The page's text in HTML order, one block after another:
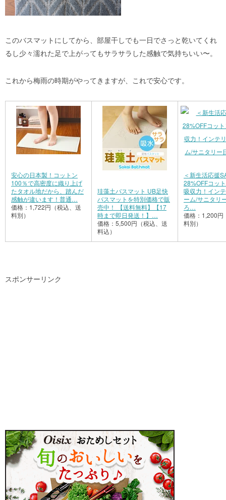
このバスマットにしてから、部屋干しでも一日でさっと乾いてくれ
るし少々濡れた足で上がってもサラサラした感触で気持ちいい〜。
これから梅雨の時期がやってきますが、これで安心です。
安心の日本製！コットン
100％で高密度に織り上げ
たタオル地だから、踏んだ
感触が違います！普通…
価格：1,722円（税込、送
料別）
珪藻土バスマット UB足快
バスマットを特別価格で販
売中！ 【送料無料】【17
時まで即日発送！】…
価格：5,500円（税込、送
料込）
＜新生活応援
28%OFFコッ
吸収力！イン
ーム/サニタリ
ろ…
価格：1,200円
料別）
スポンサーリンク